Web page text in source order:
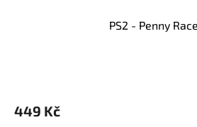
PS2 - Penny
449 Kč